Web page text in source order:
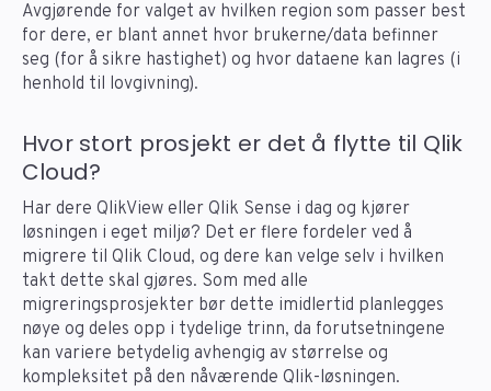
Avgjørende for valget av hvilken region som passer best
for dere, er blant annet hvor brukerne/data befinner
seg (for å sikre hastighet) og hvor dataene kan lagres (i
henhold til lovgivning).
Hvor stort prosjekt er det å flytte til Qlik
Cloud?
Har dere QlikView eller Qlik Sense i dag og kjører
løsningen i eget miljø? Det er flere fordeler ved å
migrere til Qlik Cloud, og dere kan velge selv i hvilken
takt dette skal gjøres. Som med alle
migreringsprosjekter bør dette imidlertid planlegges
nøye og deles opp i tydelige trinn, da forutsetningene
kan variere betydelig avhengig av størrelse og
kompleksitet på den nåværende Qlik-løsningen.